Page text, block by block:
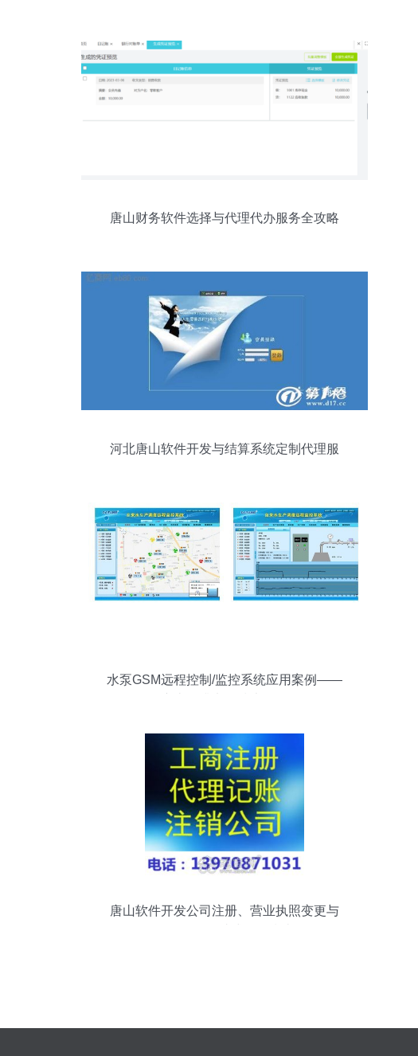
唐山财务软件选择与代理代办服务全攻略
河北唐山软件开发与结算系统定制代理服
水泵GSM远程控制/监控系统应用案例——
唐山软件开发公司注册、营业执照变更与